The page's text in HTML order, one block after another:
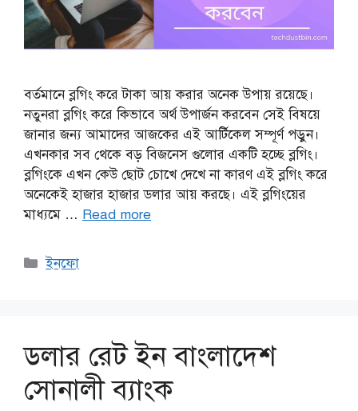
বর্তমানে ব্লগিং করে টাকা আয় করার অনেক উপায় রয়েছে।
নতুনরা ব্লগিং করে কিভাবে অর্থ উপার্জন করবেন সেই বিষয়ে
জানার জন্য আমাদের আজকের এই আর্টিকেল সম্পূর্ণ পড়ুন।
এখনকার সব থেকে বড় বিজনেস গুলোর একটি হচ্ছে ব্লগিং।
ব্লগিংকে এখন কেউ ছোট চোখে দেখে না কারণ এই ব্লগিং করে
অনেকেই হাজার হাজার ডলার আয় করছে। এই ব্লগিংয়ের
মাধ্যমে … Read more
Categories
ইনফো
ডলার রেট ইন বাংলাদেশ
সোনালী ব্যাংক